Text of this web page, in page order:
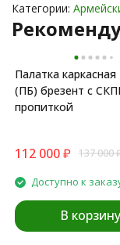
Категории:
Палатка
(ПБ) брезент с
пропиткой
112 000₽ 137 000
Доступно к
В корзину